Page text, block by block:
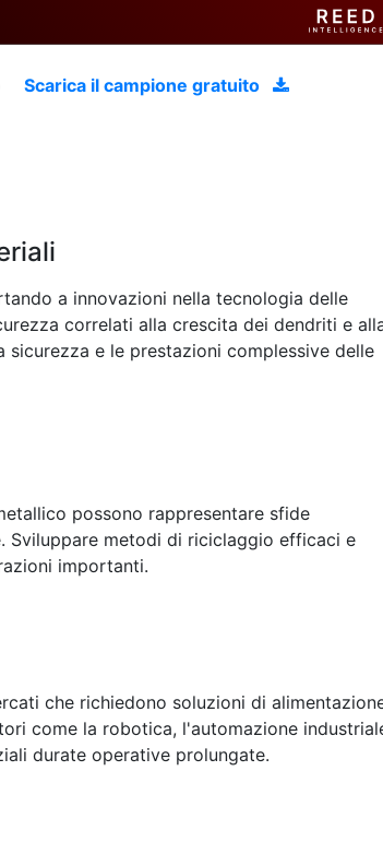
Scarica il campione gratuito
a innovazioni nella tecnologia delle
correlati alla crescita dei dendriti e
e le prestazioni complessive delle
possono rappresentare sfide
Sviluppare metodi di riciclaggio efficaci e
importanti.
che richiedono soluzioni di
come la robotica, l'automazione
durate operative prolungate.